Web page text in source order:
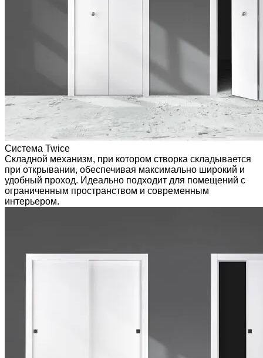
Система Twice
Складной механизм, при котором створка складывается
при открывании, обеспечивая максимально широкий и
удобный проход. Идеально подходит для помещений с
ограниченным пространством и современным
интерьером.